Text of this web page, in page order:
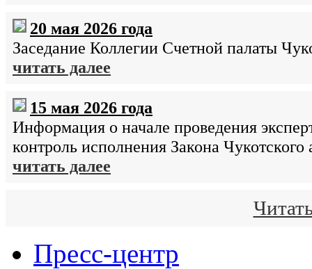
20 мая 2026 года
Заседание Коллегии Счетной палаты
читать далее
15 мая 2026 года
Информация о начале проведения
контроль исполнения Закона
читать далее
Пресс-центр